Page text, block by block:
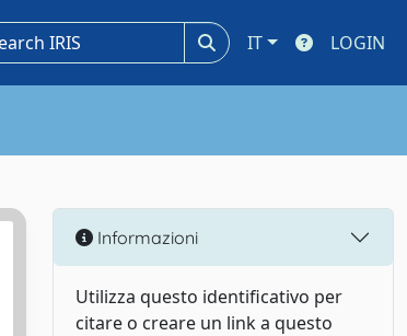
IT LOGIN
Informazioni
Utilizza questo identificativo per
citare o creare un link a questo